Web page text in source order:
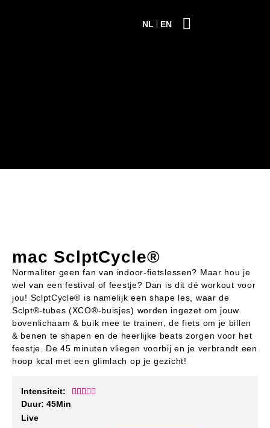
NL EN
mac SclptCycle®
Normaliter geen fan van indoor-fietslessen? Maar hou je
wel van een festival of feestje? Dan is dit dé workout voor
jou! SclptCycle® is namelijk een shape les, waar de
Sclpt®-tubes (XCO®-buisjes) worden ingezet om jouw
bovenlichaam & buik mee te trainen, de fiets om je billen
& benen te shapen en de heerlijke beats zorgen voor het
feestje. De 45 minuten vliegen voorbij en je verbrandt een
hoop kcal met een glimlach op je gezicht!
Intensiteit:    
Duur: 45Min
Live